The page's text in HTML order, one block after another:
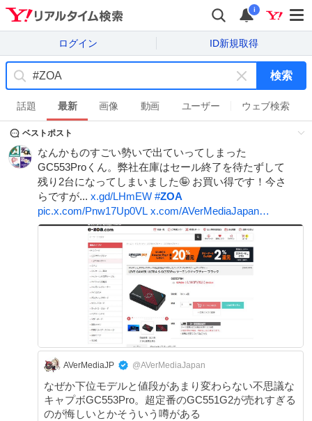
i
ログイン ID新規取得
キ
ー
ワ
ド
を
消
検索
話題 最新 画像 動画 ユーザー ウェブ検索
ベストポスト
なんかものすごい勢いで出ていってしまった
GC553Proくん。弊社在庫はセール終了を待たずして
残り2台になってしまいました🤪 お買い得です！今さ
らですが... x.gd/LHmEW #ZOA
pic.x.com/Pnw17Up0VL x.com/AVerMediaJapan…
AVerMediaJP @AVerMediaJapan
なぜか下位モデルと値段があまり変わらない不思議な
キャプボGC553Pro。超定番のGC551G2が売れすぎる
のが悔しいとかそういう噂がある